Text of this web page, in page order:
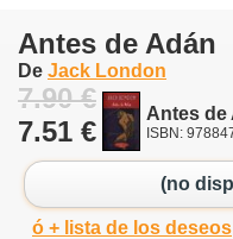
Antes de Adán
De Jack London
7.90 €
7.51 €
Antes de
ISBN:
(no
ó + lista de los deseos